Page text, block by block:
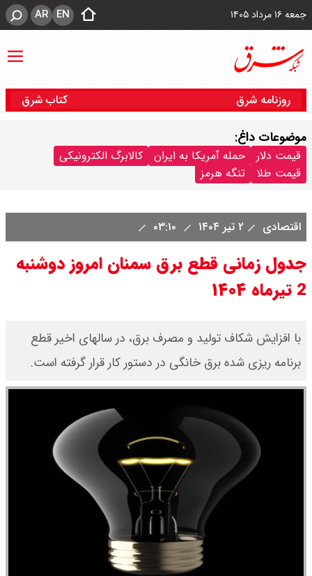
جمعه ۱۶ مرداد ۱۴۰۵ EN
AR
روزنامه شرق کتاب شرق
موضوعات داغ:
قیمت دلار حمله آمریکا به ایران
کالابرگ الکترونیکی
قیمت طلا
تنگه هرمز
اقتصادی ۲ تیر ۱۴۰۴
جدول زمانی قطع برق سمنان امروز دوشنبه
2 تیرماه ۱۴۰۴
با افزایش شکاف تولید و مصرف برق، در سالهای اخیر قطع
برنامه ریزی شده برق خانگی در دستور کار قرار گرفته است.